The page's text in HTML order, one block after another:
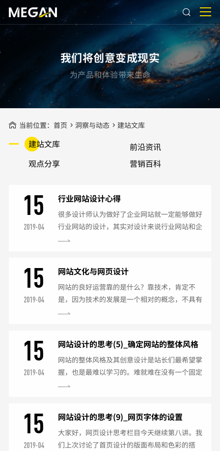
我们将创意变成现实
为产品和体验带来生命
当前位置： 首页 洞察与动态 建站文库
建站文库
前沿资讯
观点分享
营销百科
15
2019-04
行业网站设计心得
很多设计师认为做好了企业网站就一定能够做好
行业网站的设计，其实对设计来说行业网站和企
业网站的设计截然不同，对整个网站的创意、风
求，需要考虑的面更广，面对的问题也会更多。
对于一名优秀的网站设计师来说不能绝不能放过
任何一点小细节，本篇文章简述的是设计师在做
行业网站时所需考虑的一些问题。一、网站风
15
2019-04
网站文化与网页设计
网站的良好运营靠的是什么？靠技术，肯定不
是，因为技术的发展是一个相对的概念，不具有
耐久性，缺乏凝聚力，如果仅仅靠这个，是不能
页的形式展现给他们浏览、以交互的方式让他们
参与等等，既然网站是一个企业就不能回避一个
问题，就是盈利的问题，如果只顾向网站投钱，
作亏本生意，是那个网站都不愿意做的事情。所
15
2019-04
网站设计的思考(5)_确定网站的整体风格
和创意设计
网站的整体风格及其创意设计是站长们最希望掌
握，也是最难以学习的。难就难在没有一个固定
的程式可以参照和模仿。给你一个主题，任何两
么让你觉得很cool呢？它到底和一般的网站有什
么区别呢？本文试图用最简明的语言来说明：1.
风格是什么，如何树立网站风格？2.创意是什
15
2019-04
网站设计的思考(9)_网页字体的设置
大家好，网页设计思考栏目今天继续第八讲。我
们上次讨论了首页设计的版面布局和色彩的搭